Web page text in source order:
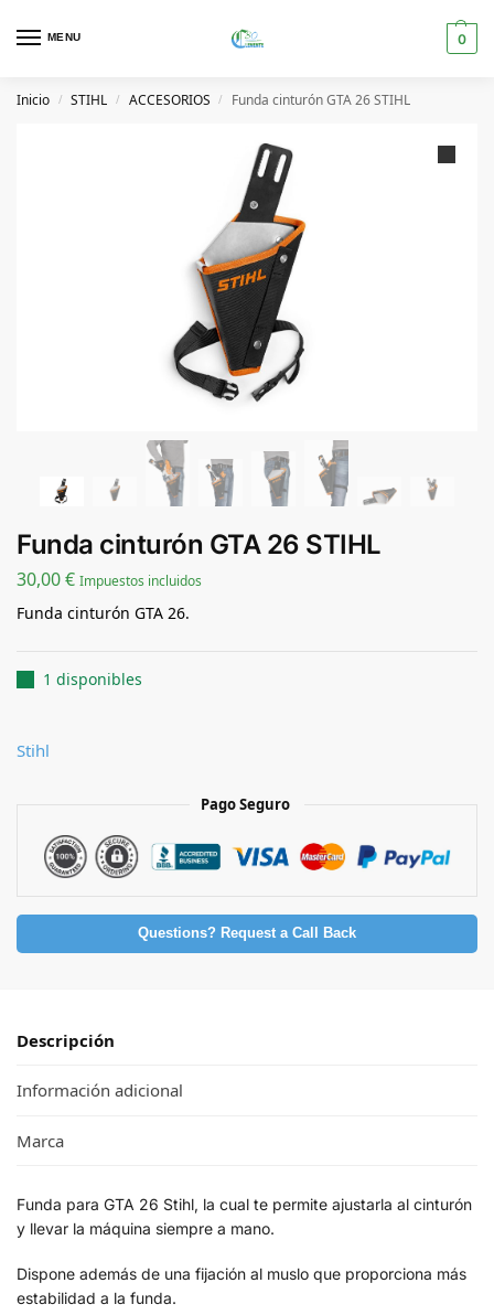
MENU 0
Inicio / STIHL / ACCESORIOS / Funda cinturón GTA 26 STIHL
Funda cinturón GTA 26 STIHL
30,00€ Impuestos incluidos
Funda cinturón GTA 26.
1 disponibles
Stihl
Pago Seguro
Questions? Request a Call Back
Descripción
Información adicional
Marca
Funda para GTA 26 Stihl, la cual te permite ajustarla al cinturón
y llevar la máquina siempre a mano.
Dispone además de una fijación al muslo que proporciona más
estabilidad a la funda.